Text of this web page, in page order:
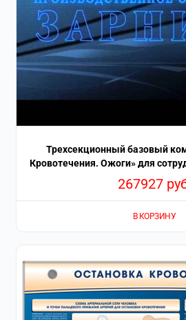
Трехсекционный базовый
Кровотечения. Ожоги» для
267927
В КОРЗИНУ